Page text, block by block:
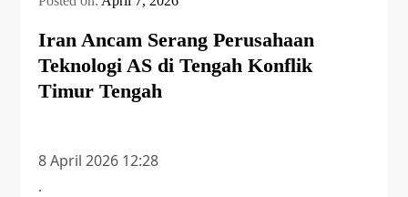
Iran Ancam Serang Perusahaan
Teknologi AS di Tengah Konflik
Timur Tengah
8 April 2026 12:28
.